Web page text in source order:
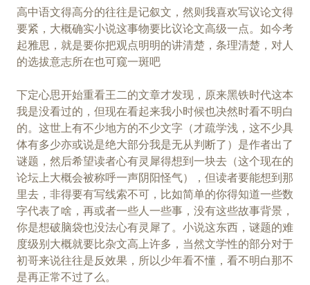
高中语文得高分的往往是记叙文，然则我喜欢写议论文得
要紧，大概确实小说这事物要比议论文高级一点。如今考
起雅思，就是要你把观点明明的讲清楚，条理清楚，对人
的选拔意志所在也可窥一斑吧
下定心思开始重看王二的文章才发现，原来黑铁时代这本
我是没看过的，但现在看起来我小时候也决然时看不明白
的。这世上有不少地方的不少文字（才疏学浅，这不少具
体有多少亦或说是绝大部分我是无从判断了）是作者出了
谜题，然后希望读者心有灵犀得想到一块去（这个现在的
论坛上大概会被称呼一声阴阳怪气），但读者要能想到那
里去，非得要有写线索不可，比如简单的你得知道一些数
字代表了啥，再或者一些人一些事，没有这些故事背景，
你是想破脑袋也没法心有灵犀了。小说这东西，谜题的难
度级别大概就要比杂文高上许多，当然文学性的部分对于
初哥来说往往是反效果，所以少年看不懂，看不明白那不
是再正常不过了么。